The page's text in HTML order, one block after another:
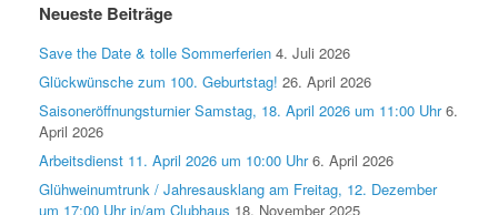
Neueste Beiträge
Save the Date & tolle Sommerferien 4. Juli 2026
Glückwünsche zum 100. Geburtstag! 26. April 2026
Saisoneröffnungsturnier Samstag, 18. April 2026 um 11:00 Uhr 6.
April 2026
Arbeitsdienst 11. April 2026 um 10:00 Uhr 6. April 2026
Glühweinumtrunk / Jahresausklang am Freitag, 12. Dezember
um 17:00 Uhr in/am Clubhaus 18. November 2025